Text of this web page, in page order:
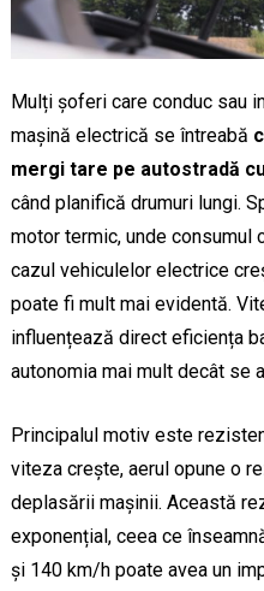
Mulți șoferi care conduc sau
mașină electrică se întreabă
mergi tare pe autostradă
când planifică drumuri lungi.
motor termic, unde consumul
cazul vehiculelor electrice
poate fi mult mai evidentă.
influențează direct eficiența
autonomia mai mult decât se
Principalul motiv este
viteza crește, aerul opune o
deplasării mașinii. Această
exponențial, ceea ce
și 140 km/h poate avea un